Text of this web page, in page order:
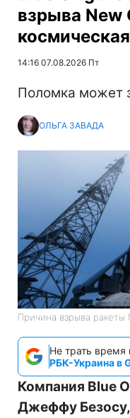
взрыва New
14:16 07.08.2026 Пт
Поломка может
ОЛЬГА ЗАВАДА
Причина взрыва ракеты
Не трать время
РБК-Украина в
Компания Blue
Джеффу